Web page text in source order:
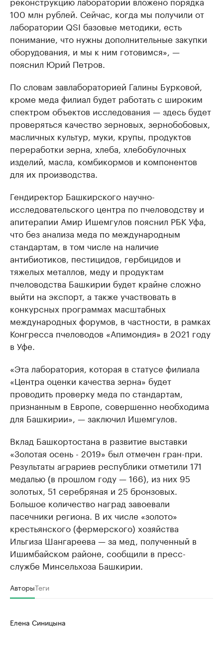
100 млн рублей. Сейчас, когда мы получили от
лаборатории QSI базовые методики, есть
понимание, что нужны дополнительные закупки
оборудования, и мы к ним готовимся», —
пояснил Юрий Петров.
По словам завлабораторией Галины Бурковой,
кроме меда филиал будет работать с широким
спектром объектов исследования — здесь будет
проверяться качество зерновых, зернобобовых,
масличных культур, муки, крупы, продуктов
переработки зерна, хлеба, хлебобулочных
изделий, масла, комбикормов и компонентов
для их производства.
Гендиректор Башкирского научно-
исследовательского центра по пчеловодству и
апитерапии Амир Ишемгулов пояснил РБК Уфа,
что без анализа меда по международным
стандартам, в том числе на наличие
антибиотиков, пестицидов, гербицидов и
тяжелых металлов, меду и продуктам
пчеловодства Башкирии будет крайне сложно
выйти на экспорт, а также участвовать в
конкурсных программах масштабных
международных форумов, в частности, в рамках
Конгресса пчеловодов «Апимондия» в 2021 году
в Уфе.
«Эта лаборатория, которая в статусе филиала
«Центра оценки качества зерна» будет
проводить проверку меда по стандартам,
признанным в Европе, совершенно необходима
для Башкирии», — заключил Ишемгулов.
Вклад Башкортостана в развитие выставки
«Золотая осень - 2019» был отмечен гран-при.
Результаты аграриев республики отметили 171
медалью (в прошлом году — 166), из них 95
золотых, 51 серебряная и 25 бронзовых.
Большое количество наград завоевали
пасечники региона. В их числе «золото»
крестьянского (фермерского) хозяйства
Ильгиза Шангареева — за мед, полученный в
Ишимбайском районе, сообщили в пресс-
службе Минсельхоза Башкирии.
АвторыТеги
Елена Синицына